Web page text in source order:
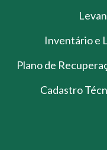
Inventário e
Plano de
Cadastro